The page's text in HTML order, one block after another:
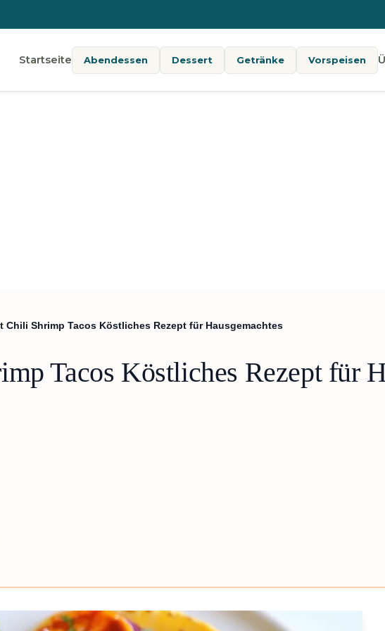
Startseite Abendessen Dessert Getränke Vorspeisen
Chili Shrimp Tacos Köstliches Rezept für Hausgemachtes
Tacos Köstliches Rezept für